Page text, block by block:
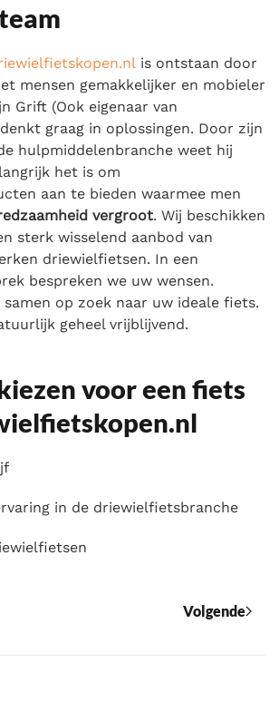
is ontstaan door
mensen gemakkelijker en mobieler
Grift (Ook eigenaar van
graag in oplossingen. Door zijn
hulpmiddelenbranche weet hij
het is om
aan te bieden waarmee men
vergroot. Wij beschikken
sterk wisselend aanbod van
driewielfietsen. In een
bespreken we uw wensen.
samen op zoek naar uw ideale fiets.
geheel vrijblijvend.
voor een fiets
in de driewielfietsbranche
Volgende